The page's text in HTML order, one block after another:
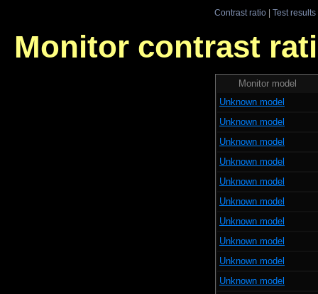
Contrast ratio| Test results
Monitor contrast
Monitor model
Unknown model
Unknown model
Unknown model
Unknown model
Unknown model
Unknown model
Unknown model
Unknown model
Unknown model
Unknown model